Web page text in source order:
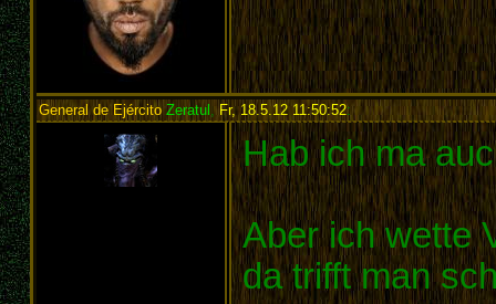
General de EjércitoZeratul Fr, 18.5.12 11:50:52:
Hab ich ma
Aber ich wette
da trifft man